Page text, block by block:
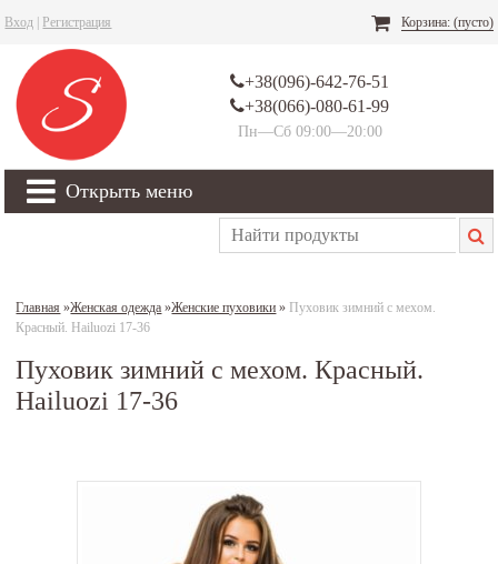
Вход Регистрация Корзина: (пусто)
+38(096)-642-76-51
+38(066)-080-61-99
Пн—Сб 09:00—20:00
Открыть меню
Главная »Женская одежда »Женские пуховики » Пуховик зимний с мехом.
Красный. Hailuozi 17-36
Пуховик зимний с мехом. Красный.
Hailuozi 17-36